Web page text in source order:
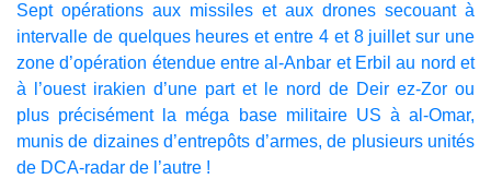
Sept opérations aux missiles et aux drones secouant à
intervalle de quelques heures et entre 4 et 8 juillet sur une
zone d’opération étendue entre al-Anbar et Erbil au nord et
à l’ouest irakien d’une part et le nord de Deir ez-Zor ou
plus précisément la méga base militaire US à al-Omar,
munis de dizaines d’entrepôts d’armes, de plusieurs unités
de DCA-radar de l’autre !